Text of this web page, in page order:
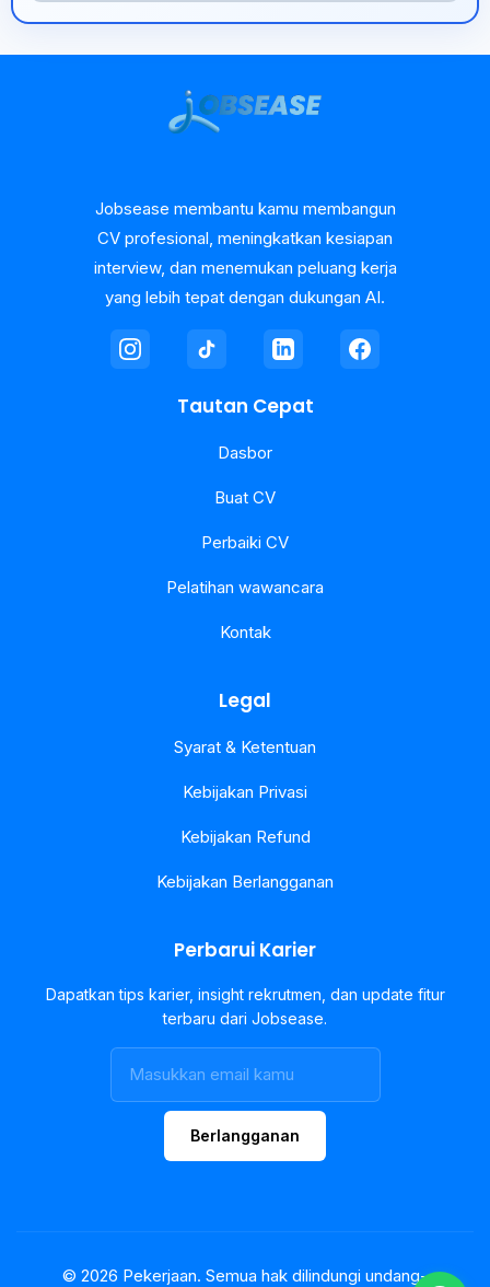
Jobsease membantu kamu membangun
CV profesional, meningkatkan kesiapan
interview, dan menemukan peluang kerja
yang lebih tepat dengan dukungan AI.
Tautan Cepat
Dasbor
Buat CV
Perbaiki CV
Pelatihan wawancara
Kontak
Legal
Syarat & Ketentuan
Kebijakan Privasi
Kebijakan Refund
Kebijakan Berlangganan
Perbarui Karier
Dapatkan tips karier, insight rekrutmen, dan update fitur
terbaru dari Jobsease.
Berlangganan
© 2026 Pekerjaan. Semua hak dilindungi undang-